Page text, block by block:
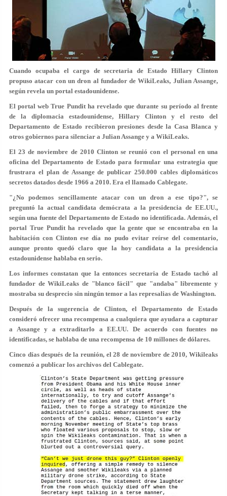
Cuando ocupaba el cargo de secretaria de Estado Hillary Clinton
propuso atacar con un dron al fundador de WikiLeaks, Julian Assange,
según revela un portal estadounidense.
El portal web True Pundit ha revelado que durante su período al frente
de la diplomacia estadounidense, Hillary Clinton y el resto del
Departamento de Estado recibieron presiones desde la Casa Blanca y
otros gobiernos para silenciar a Julian Assange y a WikiLeaks.
El 23 de noviembre de 2010 Clinton se reunió con el personal en una
oficina del Departamento de Estado para formular una estrategia que
frustrara el plan de Assange de publicar 250.000 cables diplomáticos
secretos datados desde 1966 a 2010. Era el llamado Cablegate.
"¿No podemos sencillamente atacar con un dron a ese tipo?", se
preguntó la actual candidata demócrata a la presidencia de EE.UU.,
según una fuente del Departamento de Estado no identificada. Además, el
portal True Pundit ha revelado que la gente que se encontraba en la
habitación con Clinton ese día no pudo evitar reírse del comentario,
aunque pronto quedó claro que la hoy candidata a la presidencia
estadounidense hablaba en serio.
Los informes constatan que la entonces secretaria de Estado tachó al
fundador de WikiLeaks de "blanco fácil" que "andaba" libremente y
mostraba su desprecio sin ningún temor a las represalias de Washington.
Después de la sugerencia de Clinton, el Departamento de Estado
consideró ofrecer una recompensa a cualquiera que ayudara a capturar
a Assange y a extraditarlo a EE.UU. De acuerdo con fuentes no
identificadas, se hablaba de una recompensa de 10 millones de dólares.
Cinco días después de la reunión, el 28 de noviembre de 2010, Wikileaks
comenzó a publicar los archivos del Cablegate.